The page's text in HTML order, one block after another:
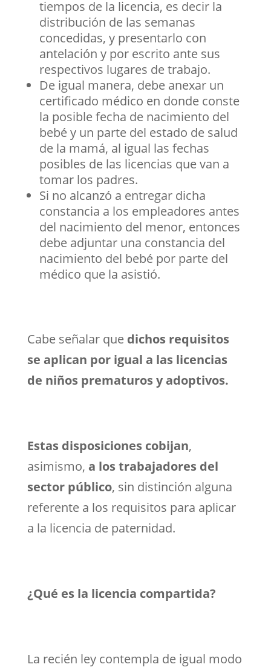
tiempos de la licencia, es decir la
distribución de las semanas
concedidas, y presentarlo con
antelación y por escrito ante sus
respectivos lugares de trabajo.
De igual manera, debe anexar un
certificado médico en donde conste
la posible fecha de nacimiento del
bebé y un parte del estado de salud
de la mamá, al igual las fechas
posibles de las licencias que van a
tomar los padres.
Si no alcanzó a entregar dicha
constancia a los empleadores antes
del nacimiento del menor, entonces
debe adjuntar una constancia del
nacimiento del bebé por parte del
médico que la asistió.
Cabe señalar que dichos requisitos
se aplican por igual a las licencias
de niños prematuros y adoptivos.
Estas disposiciones cobijan,
asimismo, a los trabajadores del
sector público, sin distinción alguna
referente a los requisitos para aplicar
a la licencia de paternidad.
¿Qué es la licencia compartida?
La recién ley contempla de igual modo